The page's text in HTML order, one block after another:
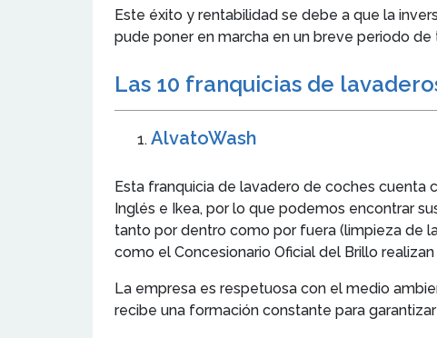
Este éxito y rentabilidad se debe a que la
pude poner en marcha en un breve periodo de
Las 10 franquicias de
AlvatoWash
Esta franquicia de lavadero de coches cuenta
Inglés e Ikea, por lo que podemos encontrar
tanto por dentro como por fuera (limpieza de
como el Concesionario Oficial del Brillo
La empresa es respetuosa con el medio
recibe una formación constante para